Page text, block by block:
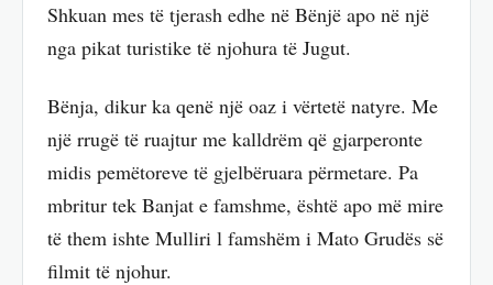
Shkuan mes të tjerash edhe në Bënjë apo në një
nga pikat turistike të njohura të Jugut.
Bënja, dikur ka qenë një oaz i vërtetë natyre. Me
një rrugë të ruajtur me kalldrëm që gjarperonte
midis pemëtoreve të gjelbëruara përmetare. Pa
mbritur tek Banjat e famshme, është apo më mire
të them ishte Mulliri l famshëm i Mato Grudës së
filmit të njohur.